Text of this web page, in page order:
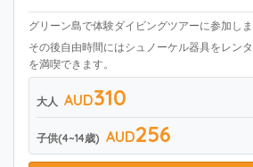
グリーン島で体験ダイビングツアーに参加しま
その後自由時間にはシュノーケル器具をレン
を満喫できます。
大人 AUD310
子供(4~14歳) AUD256